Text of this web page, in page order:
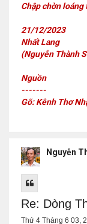
Chập chờn loáng
21/12/2023
Nhất Lang
(Nguyễn Thành
Nguồn
-------
Gõ: Kênh Thơ
Nguyễn
Re: Dòng
Thứ 4 Tháng 6 03,